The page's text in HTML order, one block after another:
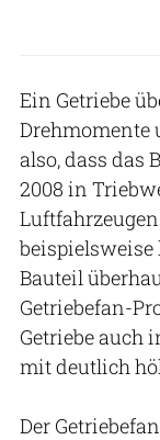
Ein Getriebe
Drehmomente
also, dass das
2008 in
Bauteil
Getriebefan-
Getriebe auch
mit deutlich
Der